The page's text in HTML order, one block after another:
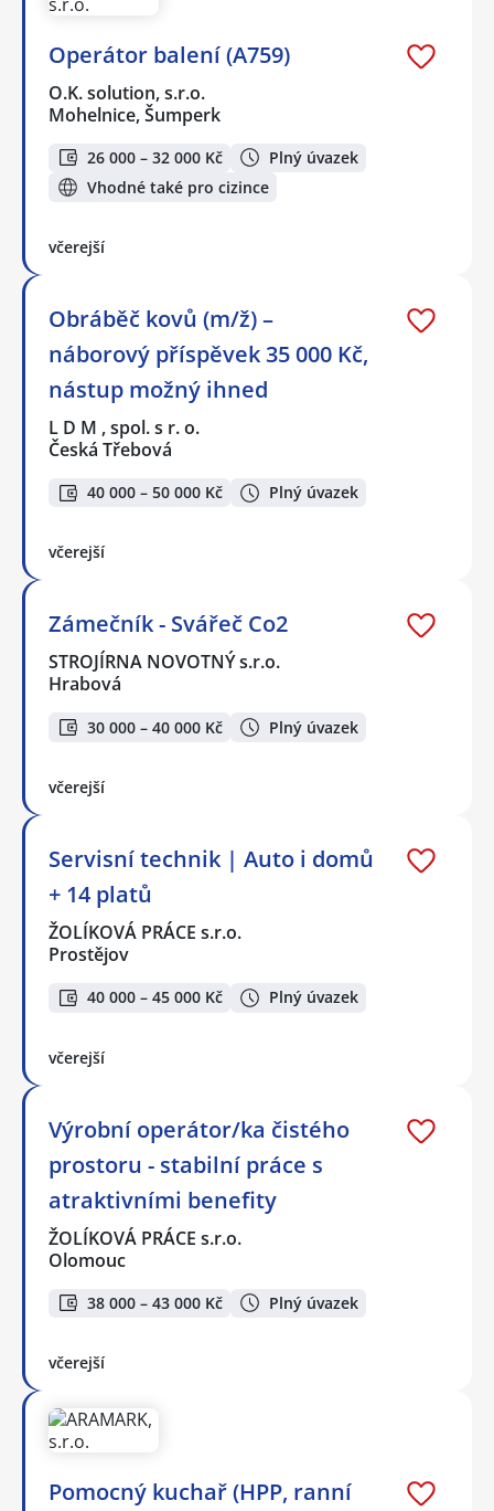
Operátor balení (A759)
O.K. solution, s.r.o.
Mohelnice, Šumperk
26 000 – 32 000 Kč
Plný úvazek
Vhodné také pro cizince
včerejší
Obráběč kovů (m/ž) –
náborový příspěvek 35 000 Kč,
nástup možný ihned
L D M , spol. s r. o.
Česká Třebová
40 000 – 50 000 Kč Plný úvazek
včerejší
Zámečník - Svářeč Co2
STROJÍRNA NOVOTNÝ s.r.o.
Hrabová
30 000 – 40 000 Kč Plný úvazek
včerejší
Servisní technik | Auto i domů
+ 14 platů
ŽOLÍKOVÁ PRÁCE s.r.o.
Prostějov
40 000 – 45 000 Kč Plný úvazek
včerejší
Výrobní operátor/ka čistého
prostoru - stabilní práce s
atraktivními benefity
ŽOLÍKOVÁ PRÁCE s.r.o.
Olomouc
38 000 – 43 000 Kč Plný úvazek
včerejší
Pomocný kuchař (HPP, ranní